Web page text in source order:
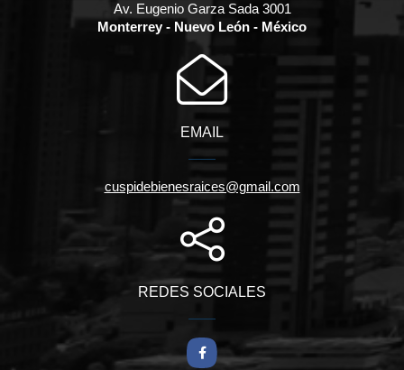
Av. Eugenio Garza Sada 3001
Monterrey - Nuevo León - México
EMAIL
cuspidebienesraices@gmail.com
REDES SOCIALES
Facebook